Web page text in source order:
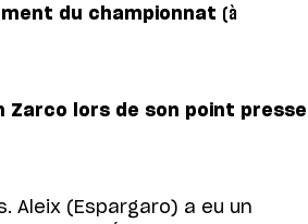
du championnat (à
Zarco lors de son point presse
Aleix (Espargaro) a eu un